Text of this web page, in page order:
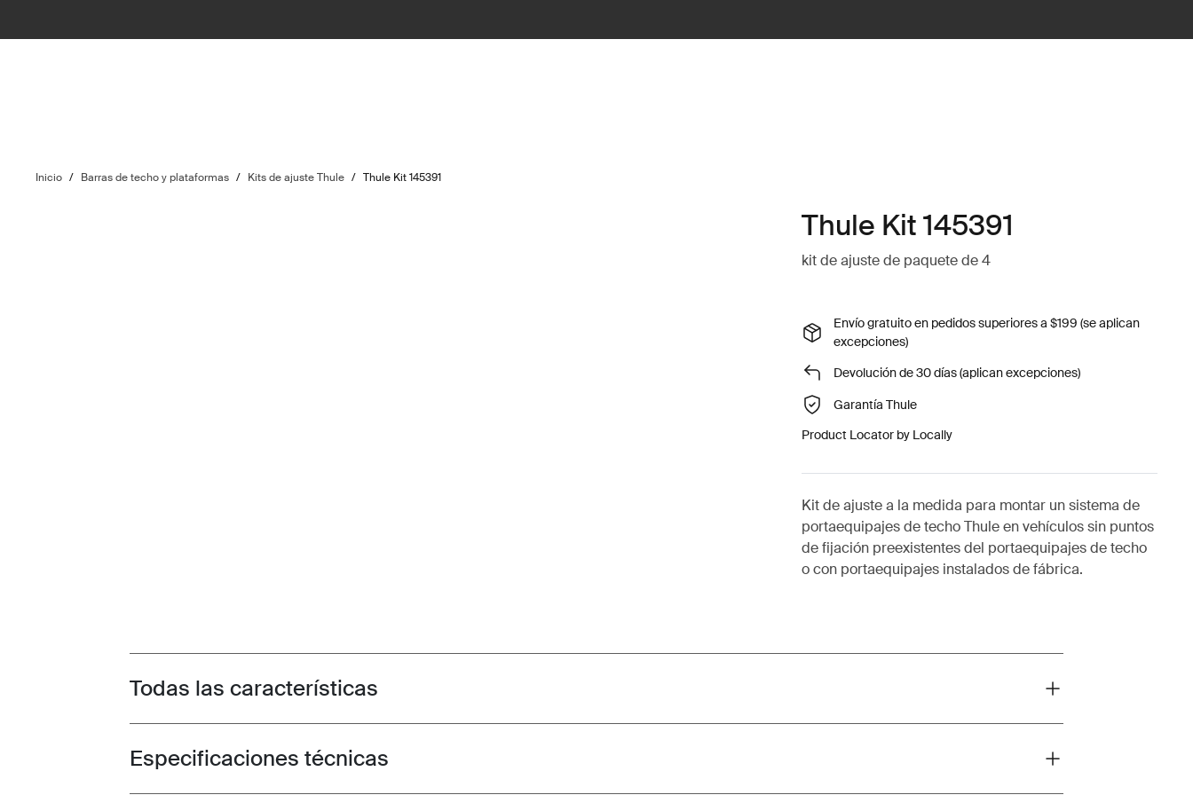
Inicio / Barras de techo y plataformas / Kits de ajuste Thule / Thule Kit 145391
Thule Kit 145391
kit de ajuste de paquete de 4
Envío gratuito en pedidos superiores a $199 (se aplican
excepciones)
Devolución de 30 días (aplican excepciones)
Garantía Thule
Product Locator by Locally
Kit de ajuste a la medida para montar un sistema de
portaequipajes de techo Thule en vehículos sin puntos
de fijación preexistentes del portaequipajes de techo
o con portaequipajes instalados de fábrica.
Toggle features
Todas las características
Toggle techspec
Especificaciones técnicas